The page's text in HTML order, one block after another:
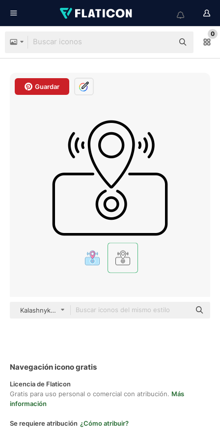
0
Guardar
Kalashnyk Detailed Outline
Navegación icono gratis
Licencia de Flaticon
Gratis para uso personal o comercial con atribución. Más
información
Se requiere atribución ¿Cómo atribuir?